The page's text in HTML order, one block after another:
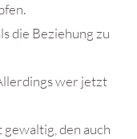
die Beziehung zu
wer jetzt
den auch